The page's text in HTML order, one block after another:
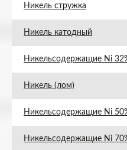
Никель стружка
Никель катодный
Никельсодержащие Ni
Никель (лом)
Никельсодержащие Ni
Никельсодержащие Ni